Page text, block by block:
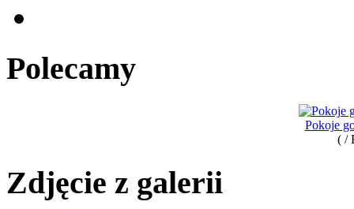
Polecamy
Pokoje
( /
Zdjęcie z galerii